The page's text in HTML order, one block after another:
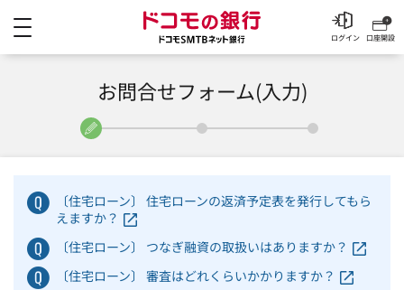
ドコモの銀行 ドコモ
口座開設
ログイン
お問合せフォーム(入力)
〔住宅ローン〕 住宅ローンの返済予定表を発行してもら
えますか？
〔住宅ローン〕 つなぎ融資の取扱いはありますか？
〔住宅ローン〕 審査はどれくらいかかりますか？